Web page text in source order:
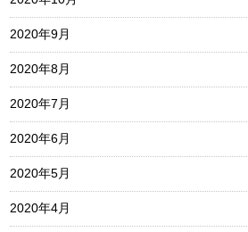
2020年9月
2020年8月
2020年7月
2020年6月
2020年5月
2020年4月